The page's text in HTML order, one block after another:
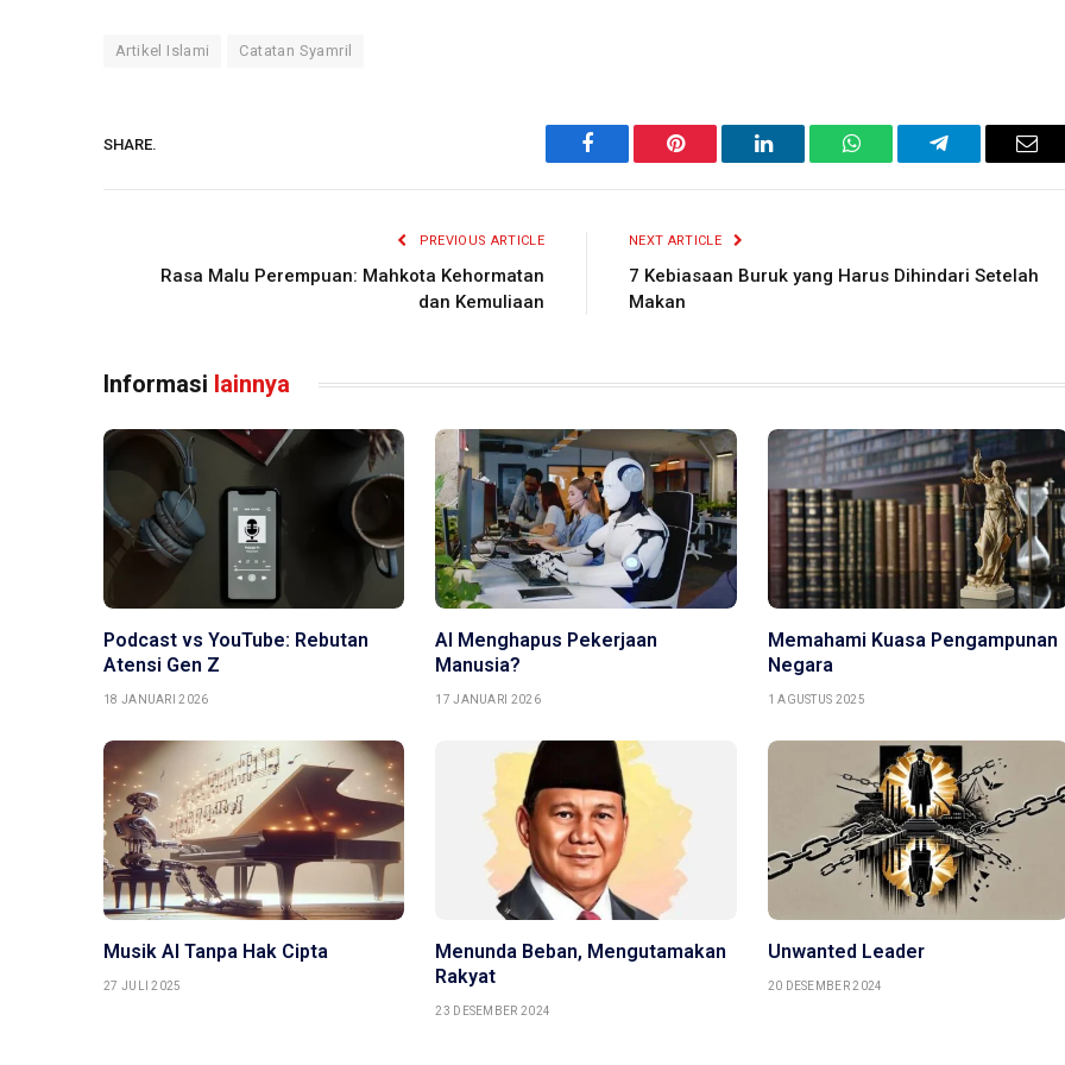
Artikel Islami Catatan Syamril
SHARE.
Facebook Pinterest LinkedIn WhatsAppTelegram
PREVIOUS ARTICLE
Rasa Malu Perempuan: Mahkota Kehormatan
dan Kemuliaan
NEXT ARTICLE
7 Kebiasaan Buruk yang Harus Dihindari Setelah
Makan
Informasi lainnya
Podcast vs YouTube: Rebutan
Atensi Gen Z
18 JANUARI 2026
AI Menghapus Pekerjaan
Manusia?
17 JANUARI 2026
Memahami Kuasa Pengampunan
Negara
1 AGUSTUS 2025
Musik AI Tanpa Hak Cipta
27 JULI 2025
Menunda Beban, Mengutamakan
Rakyat
23 DESEMBER 2024
Unwanted Leader
20 DESEMBER 2024